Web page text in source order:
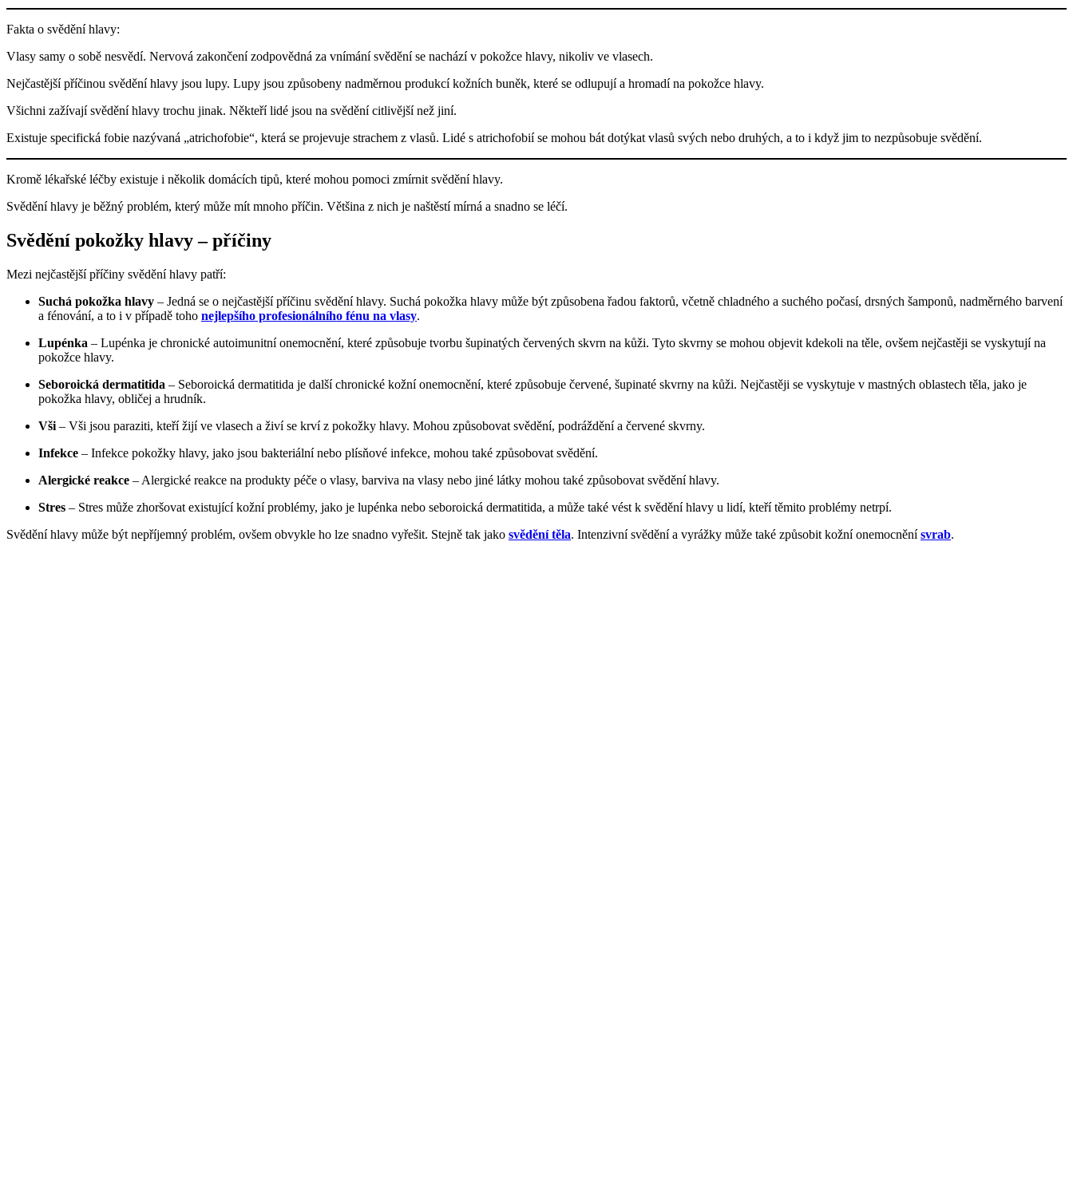
Fakta o svědění hlavy:
Vlasy samy o sobě nesvědí. Nervová zakončení zodpovědná za vnímání svědění se nachází v pokožce hlavy, nikoliv ve vlasech.
Nejčastější příčinou svědění hlavy jsou lupy. Lupy jsou způsobeny nadměrnou produkcí kožních buněk, které se odlupují a hromadí na pokožce hlavy.
Všichni zažívají svědění hlavy trochu jinak. Někteří lidé jsou na svědění citlivější než jiní.
Existuje specifická fobie nazývaná „atrichofobie“, která se projevuje strachem z vlasů. Lidé s atrichofobií se mohou bát dotýkat vlasů svých nebo druhých, a to i když jim to nezpůsobuje svědění.
Kromě lékařské léčby existuje i několik domácích tipů, které mohou pomoci zmírnit svědění hlavy.
Svědění hlavy je běžný problém, který může mít mnoho příčin. Většina z nich je naštěstí mírná a snadno se léčí.
Svědění pokožky hlavy – příčiny
Mezi nejčastější příčiny svědění hlavy patří:
Suchá pokožka hlavy – Jedná se o nejčastější příčinu svědění hlavy. Suchá pokožka hlavy může být způsobena řadou faktorů, včetně chladného a suchého počasí, drsných šamponů, nadměrného barvení
a fénování, a to i v případě toho nejlepšího profesionálního fénu na vlasy.
Lupénka – Lupénka je chronické autoimunitní onemocnění, které způsobuje tvorbu šupinatých červených skvrn na kůži. Tyto skvrny se mohou objevit kdekoli na těle, ovšem nejčastěji se vyskytují na
pokožce hlavy.
Seboroická dermatitida – Seboroická dermatitida je další chronické kožní onemocnění, které způsobuje červené, šupinaté skvrny na kůži. Nejčastěji se vyskytuje v mastných oblastech těla, jako je
pokožka hlavy, obličej a hrudník.
Vši – Vši jsou paraziti, kteří žijí ve vlasech a živí se krví z pokožky hlavy. Mohou způsobovat svědění, podráždění a červené skvrny.
Infekce – Infekce pokožky hlavy, jako jsou bakteriální nebo plísňové infekce, mohou také způsobovat svědění.
Alergické reakce – Alergické reakce na produkty péče o vlasy, barviva na vlasy nebo jiné látky mohou také způsobovat svědění hlavy.
Stres – Stres může zhoršovat existující kožní problémy, jako je lupénka nebo seboroická dermatitida, a může také vést k svědění hlavy u lidí, kteří těmito problémy netrpí.
Svědění hlavy může být nepříjemný problém, ovšem obvykle ho lze snadno vyřešit. Stejně tak jako svědění těla. Intenzivní svědění a vyrážky může také způsobit kožní onemocněnísvrab.